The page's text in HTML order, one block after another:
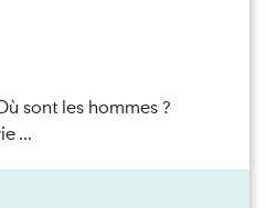
sont les hommes ?
...